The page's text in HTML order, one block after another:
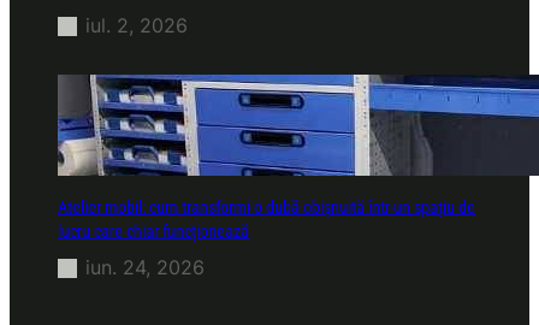
iul. 2, 2026
Atelier mobil: cum transformi o dubă obișnuită într-un spațiu de
lucru care chiar funcționează
iun. 24, 2026